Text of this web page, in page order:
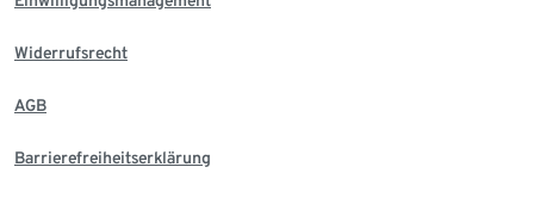
Widerrufsrecht
AGB
Barrierefreiheitserklärung